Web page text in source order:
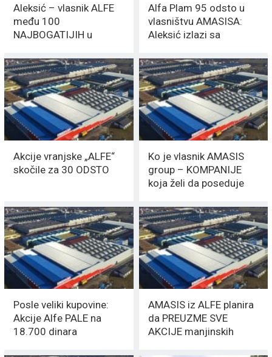
Aleksić – vlasnik ALFE
među 100
NAJBOGATIJIH u
Alfa Plam 95 odsto u
vlasništvu AMASISA:
Aleksić izlazi sa
Akcije vranjske „ALFE“
skočile za 30 ODSTO
Ko je vlasnik AMASIS
group – KOMPANIJE
koja želi da poseduje
Posle veliki kupovine:
Akcije Alfe PALE na
18.700 dinara
AMASIS iz ALFE planira
da PREUZME SVE
AKCIJE manjinskih